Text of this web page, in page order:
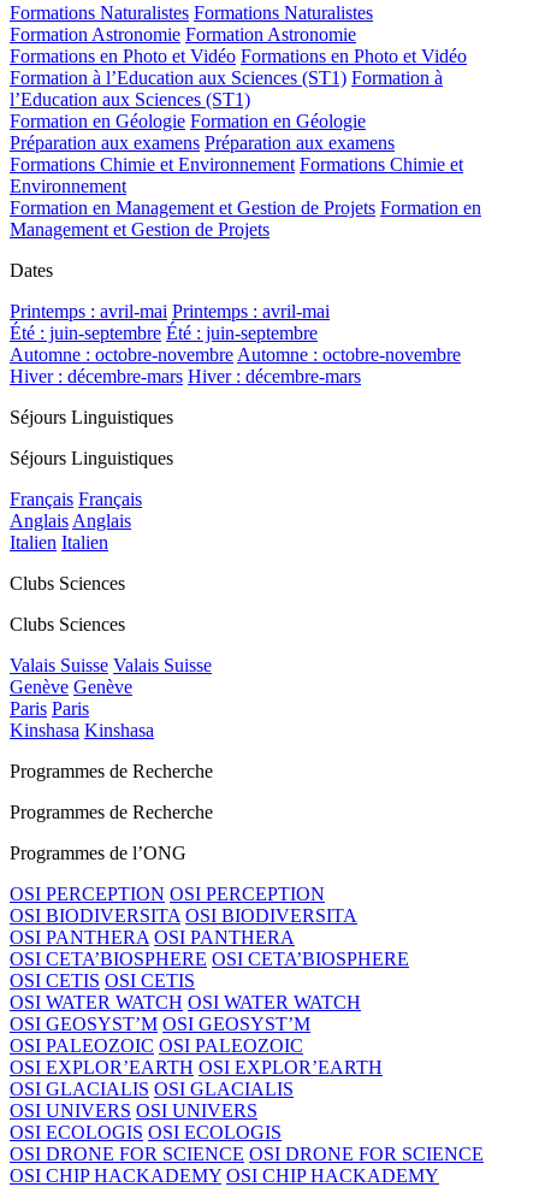
Formations Naturalistes Formations Naturalistes
Formation Astronomie Formation Astronomie
Formations en Photo et Vidéo Formations en Photo et Vidéo
Formation à l’Education aux Sciences (ST1) Formation à
l’Education aux Sciences (ST1)
Formation en Géologie Formation en Géologie
Préparation aux examens Préparation aux examens
Formations Chimie et Environnement Formations Chimie et
Environnement
Formation en Management et Gestion de Projets Formation en
Management et Gestion de Projets
Dates
Printemps : avril-mai Printemps : avril-mai
Été : juin-septembre Été : juin-septembre
Automne : octobre-novembre Automne : octobre-novembre
Hiver : décembre-mars Hiver : décembre-mars
Séjours Linguistiques
Séjours Linguistiques
Français Français
Anglais Anglais
Italien Italien
Clubs Sciences
Clubs Sciences
Valais Suisse Valais Suisse
Genève Genève
Paris Paris
Kinshasa Kinshasa
Programmes de Recherche
Programmes de Recherche
Programmes de l’ONG
OSI PERCEPTION OSI PERCEPTION
OSI BIODIVERSITA OSI BIODIVERSITA
OSI PANTHERA OSI PANTHERA
OSI CETA’BIOSPHERE OSI CETA’BIOSPHERE
OSI CETIS OSI CETIS
OSI WATER WATCH OSI WATER WATCH
OSI GEOSYST’M OSI GEOSYST’M
OSI PALEOZOIC OSI PALEOZOIC
OSI EXPLOR’EARTH OSI EXPLOR’EARTH
OSI GLACIALIS OSI GLACIALIS
OSI UNIVERS OSI UNIVERS
OSI ECOLOGIS OSI ECOLOGIS
OSI DRONE FOR SCIENCE OSI DRONE FOR SCIENCE
OSI CHIP HACKADEMY OSI CHIP HACKADEMY